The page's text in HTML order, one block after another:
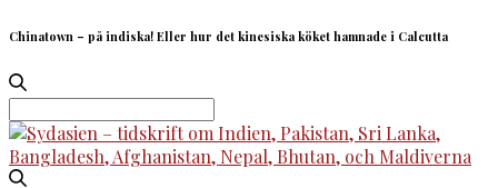
Chinatown – på indiska! Eller hur det kinesiska köket hamnade i Calcutta
Search
for: